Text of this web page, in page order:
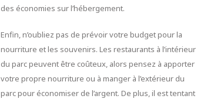
des économies sur l’hébergement.
Enfin, n’oubliez pas de prévoir votre budget pour la
nourriture et les souvenirs. Les restaurants à l’intérieur
du parc peuvent être coûteux, alors pensez à apporter
votre propre nourriture ou à manger à l’extérieur du
parc pour économiser de l’argent. De plus, il est tentant